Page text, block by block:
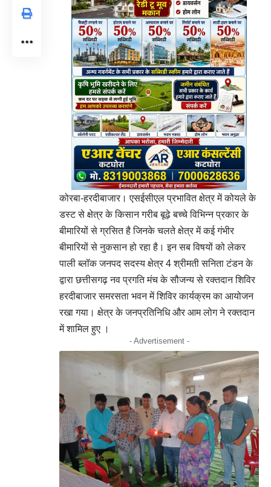
कोरबा-हरदीबाजार। एसईसीएल प्रभावित क्षेत्र में कोयले के
डस्ट से क्षेत्र के किसान गरीब बूढ़े बच्चे विभिन्न प्रकार के
बीमारियों से ग्रसित है जिनके चलते क्षेत्र में कई गंभीर
बीमारियों से नुकसान हो रहा है। इन सब विषयों को लेकर
पाली ब्लॉक जनपद सदस्य क्षेत्र 4 श्रीमती सनिता टंडन के
द्वारा छत्तीसगढ़ नव प्रगति मंच के सौजन्य से रक्तदान शिविर
हरदीबाजार समरसता भवन में शिविर कार्यक्रम का आयोजन
रखा गया। क्षेत्र के जनप्रतिनिधि और आम लोग ने रक्तदान
में शामिल हुए ।
- Advertisement -